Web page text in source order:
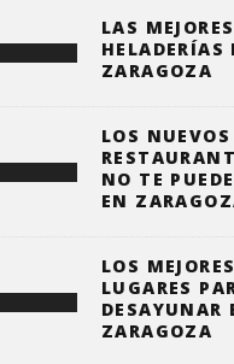
LAS MEJORES
HELADERÍAS
ZARAGOZA
LOS NUEVOS
NO TE
EN
LOS MEJORES
LUGARES
DESAYUNAR
ZARAGOZA